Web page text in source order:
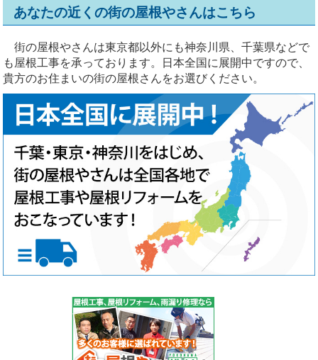
あなたの近くの街の屋根やさんはこちら
街の屋根やさんは東京都以外にも神奈川県、千葉県などで
も屋根工事を承っております。日本全国に展開中ですので、
貴方のお住まいの街の屋根さんをお選びください。